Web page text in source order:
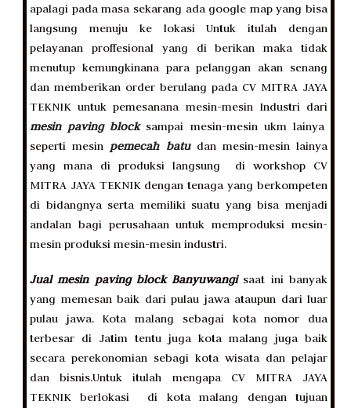
apalagi pada masa sekarang ada google map yang bisa
langsung menuju ke lokasi Untuk itulah dengan
pelayanan proffesional yang di berikan maka tidak
menutup kemungkinana para pelanggan akan senang
dan memberikan order berulang pada CV MITRA JAYA
TEKNIK untuk pemesanana mesin-mesin Industri dari
mesin paving block sampai mesin-mesin ukm lainya
seperti mesin pemecah batu dan mesin-mesin lainya
yang mana di produksi langsung di workshop CV
MITRA JAYA TEKNIK dengan tenaga yang berkompeten
di bidangnya serta memiliki suatu yang bisa menjadi
andalan bagi perusahaan untuk memproduksi mesin-
mesin produksi mesin-mesin industri.
Jual mesin paving block Banyuwangisaat ini banyak
yang memesan baik dari pulau jawa ataupun dari luar
pulau jawa. Kota malang sebagai kota nomor dua
terbesar di Jatim tentu juga kota malang juga baik
secara perekonomian sebagi kota wisata dan pelajar
dan bisnis.Untuk itulah mengapa CV MITRA JAYA
TEKNIK berlokasi di kota malang dengan tujuan